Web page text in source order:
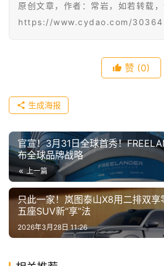
傻
家
新
闻
资
讯
关
于
我
原创文章，作者：常岩，如若转载，
https://www.cydao.com/
赞 (0)
生成海报
官宣！3月31日全球首秀！
布全球品牌战略
上一篇
只此一家！岚图泰山X8用二排双享
五座SUV新“享”法
2026年3月28日 11:26